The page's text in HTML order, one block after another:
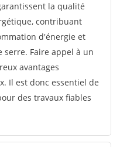
la qualité
contribuant
d'énergie et
serre. Faire appel à un
avantages
Il est donc essentiel de
des travaux fiables